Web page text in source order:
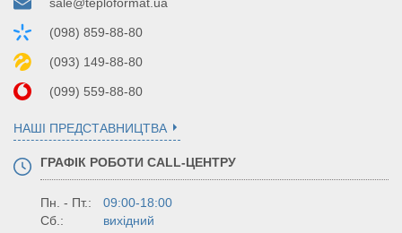
(098) 859-88-80
(093) 149-88-80
(099) 559-88-80
НАШІ ПРЕДСТАВНИЦТВА
ГРАФІК РОБОТИ CALL-ЦЕНТРУ
Пн. - Пт.:
09:00-18:00
Сб.:
вихідний